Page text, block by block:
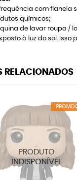
com flanela
químicos;
de lavar roupa /
à luz do sol.
RELACIONADOS